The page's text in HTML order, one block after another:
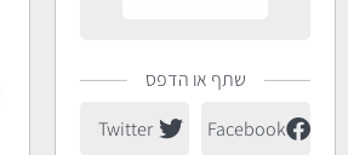
שתף או הדפס
Facebook
Twitter